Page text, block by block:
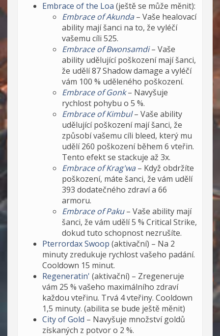
Embrace of the Loa (ještě se může měnit):
Embrace of Akunda– Vaše healovací
ability mají šanci na to, že vyléčí
vašemu cíli 525.
Embrace of Bwonsamdi– Vaše
ability udělující poškození mají šanci,
že udělí 87 Shadow damage a vyléčí
vám 100 % uděleného poškození.
Embrace of Gonk– Navyšuje
rychlost pohybu o 5 %.
Embrace of Kimbul– Vaše ability
udělující poškození mají šanci, že
způsobí vašemu cíli bleed, který mu
udělí 260 poškození během 6 vteřin.
Tento efekt se stackuje až 3x.
Embrace of Krag'wa– Když obdržíte
poškození, máte šanci, že vám udělí
393 dodatečného zdraví a 66
armoru.
Embrace of Paku– Vaše ability mají
šanci, že vám udělí 5 % Critical Strike,
dokud tuto schopnost nezrušíte.
Pterrordax Swoop (aktivační) – Na 2
minuty zredukuje rychlost vašeho padání.
Cooldown 15 minut.
Regeneratin' (aktivační) – Zregeneruje
vám 25 % vašeho maximálního zdraví
každou vteřinu. Trvá 4 vteřiny. Cooldown
1,5 minuty. (abilita se bude ještě měnit)
City of Gold – Navyšuje množství goldů
získaných z potvor o 2 %.